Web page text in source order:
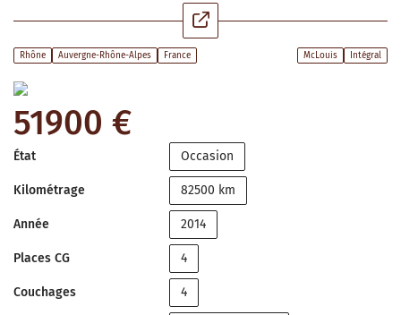
Rhône Auvergne-Rhône-Alpes France McLouis Intégral
51900 €
État Occasion
Kilométrage 82500 km
Année 2014
Places CG 4
Couchages 4